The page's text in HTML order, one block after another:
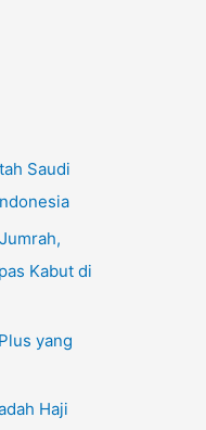
Saudi
Kabut di
yang
Haji